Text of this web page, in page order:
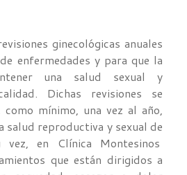
ginecológicas anuales
enfermedades y para que la
una salud sexual y
Dichas revisiones se
como mínimo, una vez al año,
salud reproductiva y sexual de
en Clínica Montesinos
que están dirigidos a